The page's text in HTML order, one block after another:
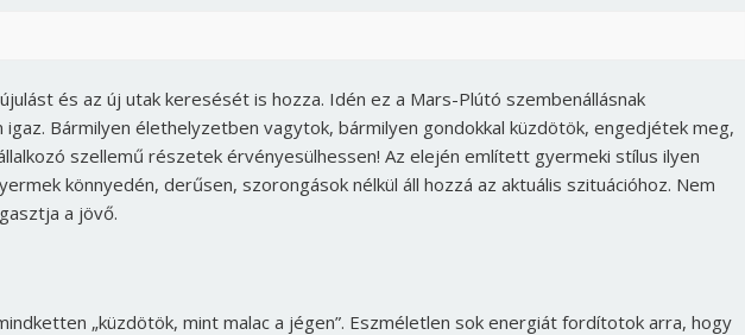
és az új utak keresését is hozza. Idén ez a Mars-Plútó szembenállásnak
Bármilyen élethelyzetben vagytok, bármilyen gondokkal küzdötök, engedjétek meg,
szellemű részetek érvényesülhessen! Az elején említett gyermeki stílus ilyen
könnyedén, derűsen, szorongások nélkül áll hozzá az aktuális szituációhoz. Nem
a jövő.
„küzdötök, mint malac a jégen”. Eszméletlen sok energiát fordítotok arra, hogy